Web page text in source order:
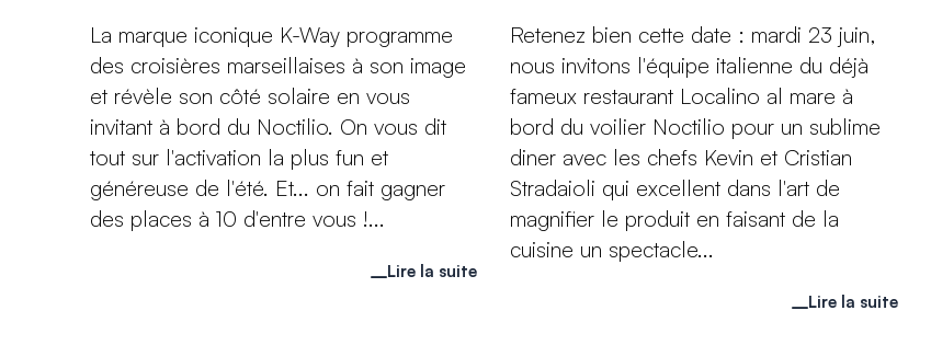
La marque iconique K-Way programme
des croisières marseillaises à son image
et révèle son côté solaire en vous
invitant à bord du Noctilio. On vous dit
tout sur l'activation la plus fun et
généreuse de l'été. Et... on fait gagner
des places à 10 d'entre vous !...
Lire la suite
Retenez bien cette date : mardi 23 juin,
nous invitons l'équipe italienne du déjà
fameux restaurant Localino al mare à
bord du voilier Noctilio pour un sublime
diner avec les chefs Kevin et Cristian
Stradaioli qui excellent dans l'art de
magnifier le produit en faisant de la
cuisine un spectacle...
Lire la suite